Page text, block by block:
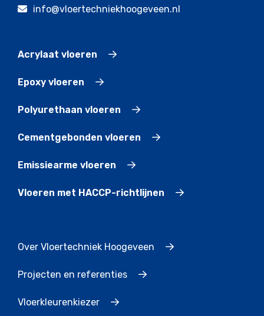
info@vloertechniekhoogeveen.nl
Acrylaat vloeren
Epoxy vloeren
Polyurethaan vloeren
Cementgebonden vloeren
Emissiearme vloeren
Vloeren met HACCP-richtlijnen
Over Vloertechniek Hoogeveen
Projecten en referenties
Vloerkleurenkiezer